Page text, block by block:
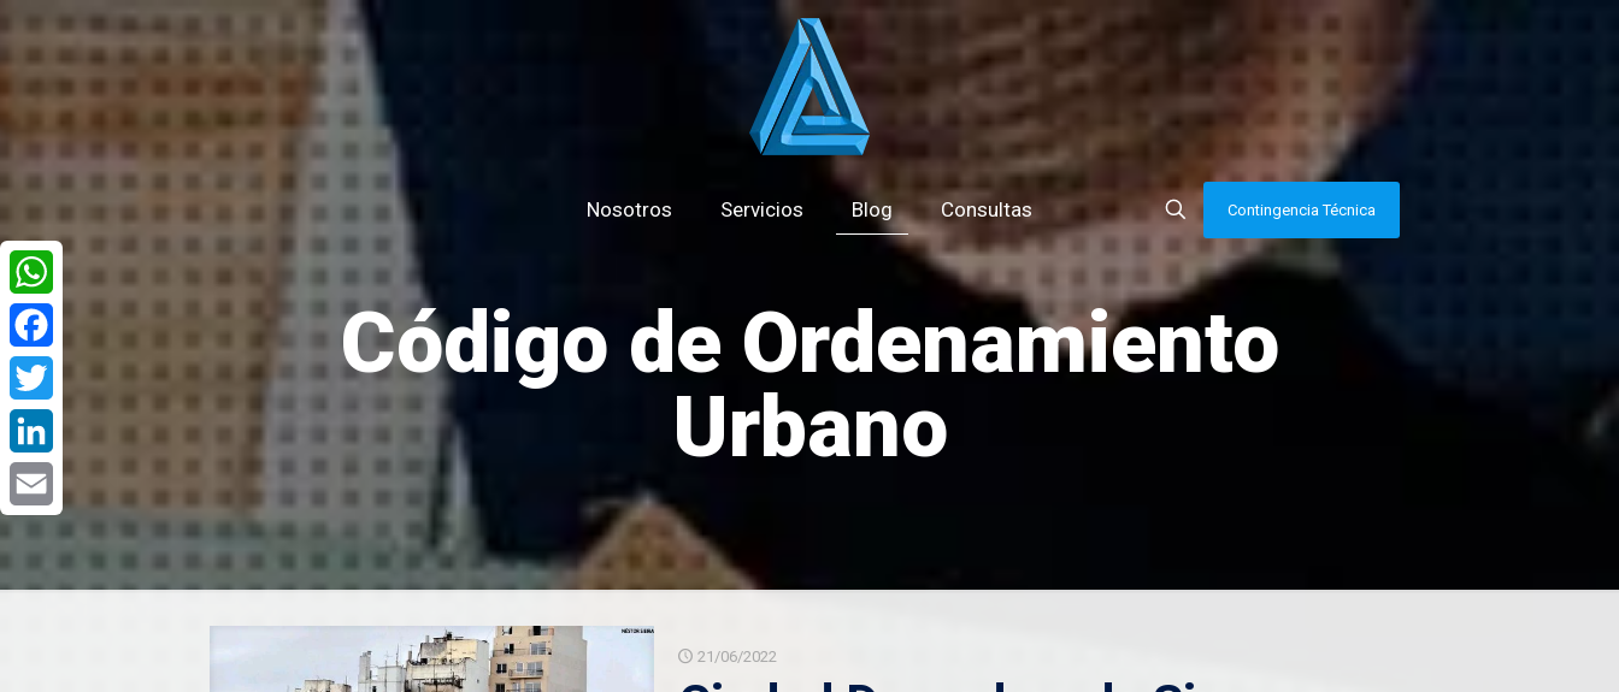
Nosotros Servicios Blog Consultas Contingencia Técnica
Código de Ordenamiento
Urbano
21/06/2022
WhatsApp
Facebook
Twitter
LinkedIn